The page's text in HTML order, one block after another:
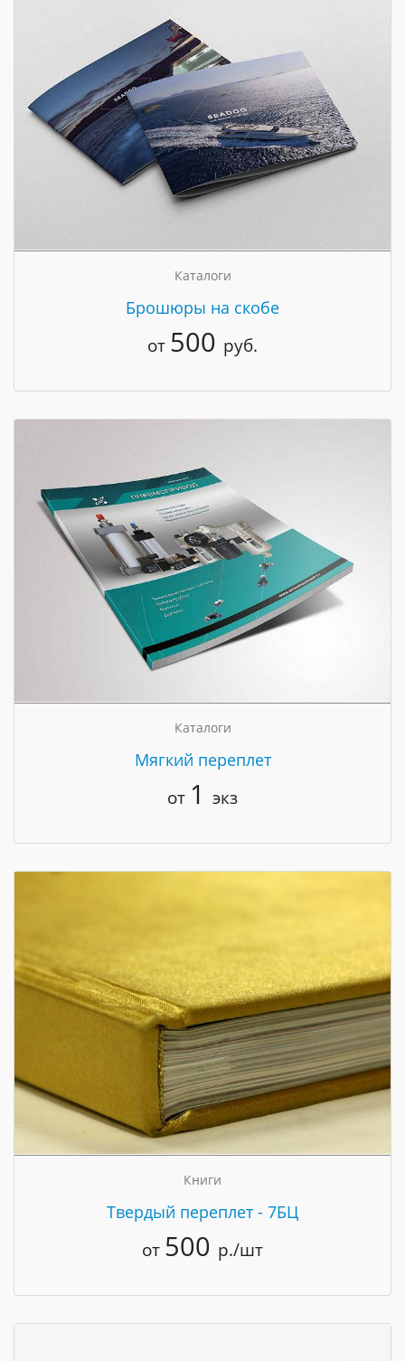
Каталоги
Брошюры на скобе
от 500 руб.
Каталоги
Мягкий переплет
от 1 экз
Книги
Твердый переплет - 7БЦ
от 500 р./шт